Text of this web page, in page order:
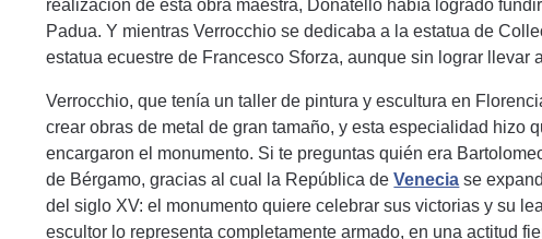
realización de esta obra maestra, Donatello había logrado
Padua. Y mientras Verrocchio se dedicaba a la estatua de
estatua ecuestre de Francesco Sforza, aunque sin lograr llevar
Verrocchio, que tenía un taller de pintura y escultura en
crear obras de metal de gran tamaño, y esta especialidad hizo
encargaron el monumento. Si te preguntas quién era
de Bérgamo, gracias al cual la República deVenecia se
del siglo XV: el monumento quiere celebrar sus victorias y su
escultor lo representa completamente armado, en una actitud